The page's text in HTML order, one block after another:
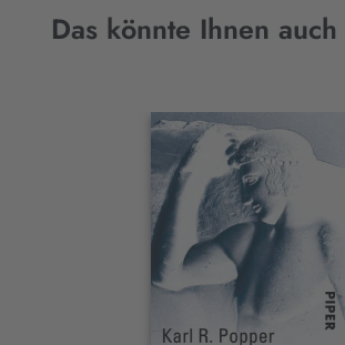
Das könnte Ihnen
Interaktives